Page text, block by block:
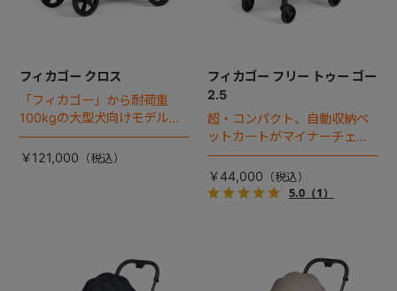
フィカゴー クロス
「フィカゴー」から耐荷重
100kgの大型犬向けモデルが
登場。
￥121,000
フィカゴー フリー トゥー ゴー
2.5
超・コンパクト、自動収納ペ
ットカートがマイナーチェン
ジ！
￥44,000
5.0（1）